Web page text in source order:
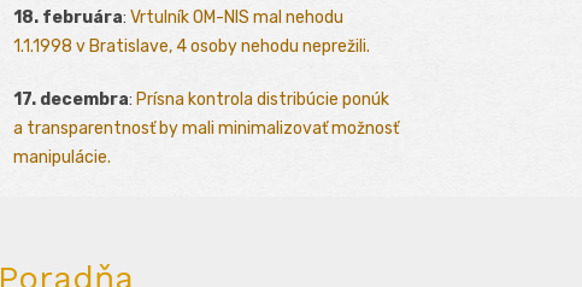
18. februára: Vrtulník OM-NIS mal nehodu
1.1.1998 v Bratislave, 4 osoby nehodu neprežili.
17. decembra: Prísna kontrola distribúcie ponúk
a transparentnosť by mali minimalizovať možnosť
manipulácie.
Poradňa